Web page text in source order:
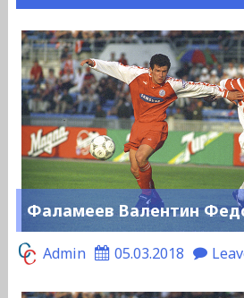
Фаламеев Валентин
Admin 05.03.2018